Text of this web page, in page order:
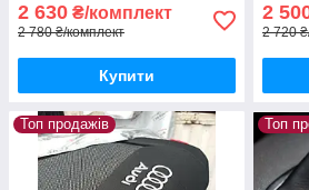
2 630 ₴/комплект
2 780 ₴/комплект
Купити
2
2 720
Топ продажів Топ